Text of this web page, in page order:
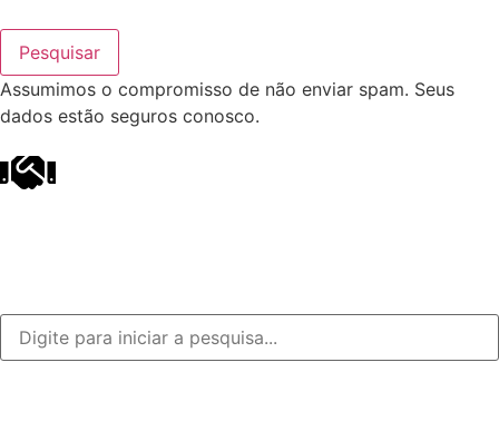
Pesquisar
Assumimos o compromisso de não enviar spam. Seus
dados estão seguros conosco.